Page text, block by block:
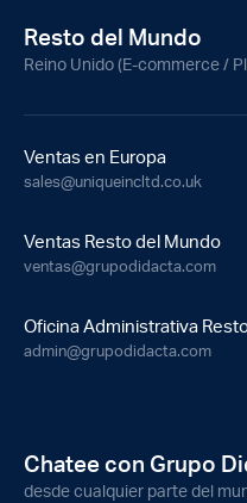
Resto del Mundo
Reino Unido (E-commerce /
Ventas en Europa
sales@uniqueincltd.co.uk
Ventas Resto del Mundo
ventas@grupodidacta.com
Oficina Administrativa
admin@grupodidacta.com
Chatee con Grupo
desde cualquier parte del